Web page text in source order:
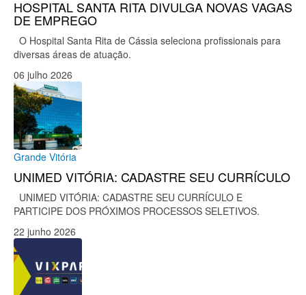
HOSPITAL SANTA RITA DIVULGA NOVAS VAGAS
DE EMPREGO
O Hospital Santa Rita de Cássia seleciona profissionais para
diversas áreas de atuação.
06 julho 2026
Grande Vitória
UNIMED VITÓRIA: CADASTRE SEU CURRÍCULO
UNIMED VITÓRIA: CADASTRE SEU CURRÍCULO E
PARTICIPE DOS PRÓXIMOS PROCESSOS SELETIVOS.
22 junho 2026